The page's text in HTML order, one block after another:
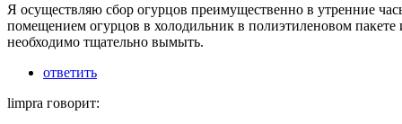
Я осуществляю сбор огурцов преимущественно в утренние
помещением огурцов в холодильник в полиэтиленовом пакете
необходимо тщательно вымыть.
ответить
limpra говорит: